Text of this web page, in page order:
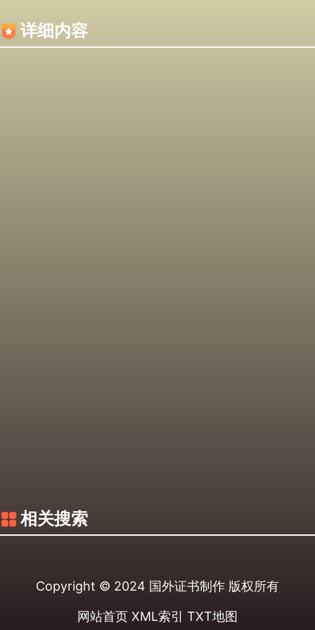
详细内容
相关搜索
Copyright © 2024 国外证书制作 版权所有
网站首页 XML索引 TXT地图